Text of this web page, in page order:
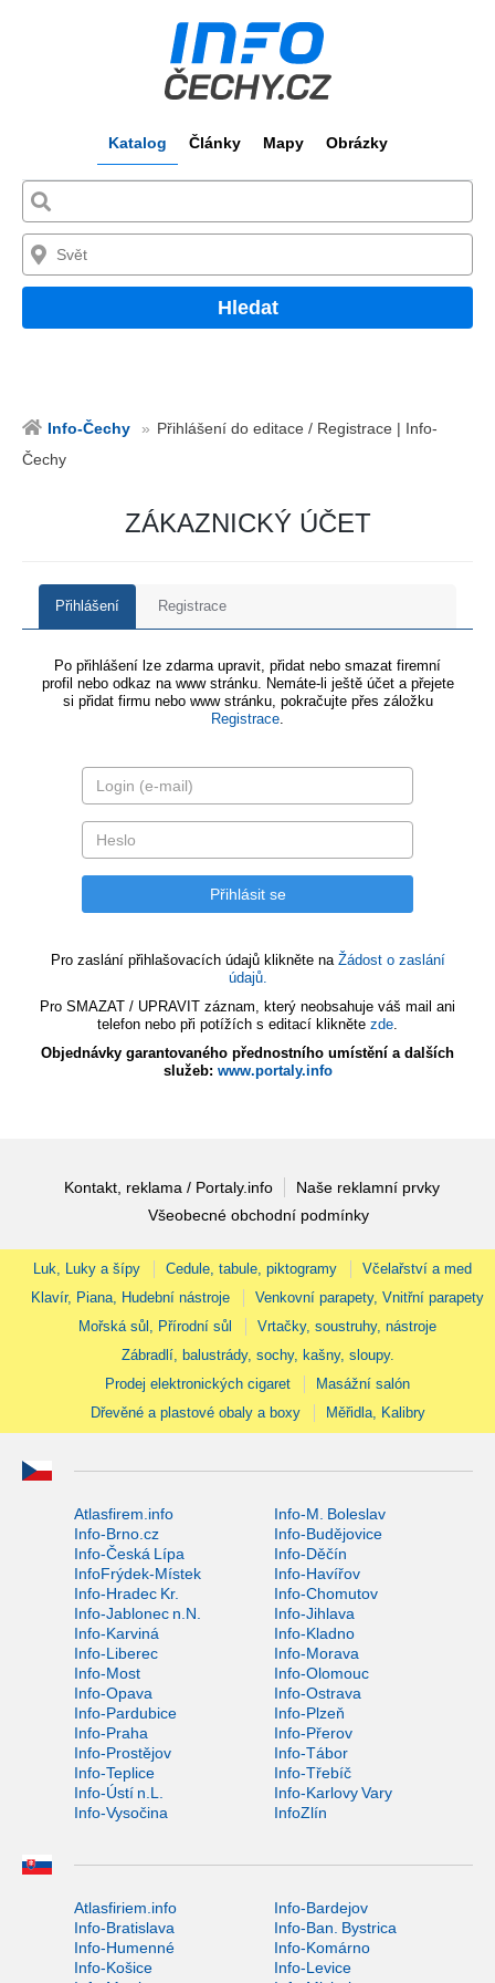
Katalog Články Mapy Obrázky
Hledat
Info-Čechy
Přihlášení do editace / Registrace | Info-
Čechy
ZÁKAZNICKÝ ÚČET
Přihlášení Registrace
Po přihlášení lze zdarma upravit, přidat nebo smazat firemní
profil nebo odkaz na www stránku. Nemáte-li ještě účet a přejete
si přidat firmu nebo www stránku, pokračujte přes záložku
Registrace.
Pro zaslání přihlašovacích údajů klikněte na Žádost o zaslání
údajů.
Pro SMAZAT / UPRAVIT záznam, který neobsahuje váš mail ani
telefon nebo při potížích s editací klikněte zde.
Objednávky garantovaného přednostního umístění a dalších
služeb: www.portaly.info
Kontakt, reklama / Portaly.info
Naše reklamní prvky
Všeobecné obchodní podmínky
Luk, Luky a šípy Cedule, tabule, piktogramy
Včelařství a med
Klavír, Piana, Hudební nástroje
Venkovní parapety, Vnitřní parapety
Mořská sůl, Přírodní sůl
Vrtačky, soustruhy, nástroje
Zábradlí, balustrády, sochy, kašny, sloupy.
Prodej elektronických cigaret
Masážní salón
Dřevěné a plastové obaly a boxy
Měřidla, Kalibry
Atlasfirem.info
Info-M. Boleslav
Info-Brno.cz
Info-Budějovice
Info-Česká Lípa
Info-Děčín
InfoFrýdek-Místek
Info-Havířov
Info-Hradec Kr.
Info-Chomutov
Info-Jablonec n.N.
Info-Jihlava
Info-Karviná
Info-Kladno
Info-Liberec
Info-Morava
Info-Most
Info-Olomouc
Info-Opava
Info-Ostrava
Info-Pardubice
Info-Plzeň
Info-Praha
Info-Přerov
Info-Prostějov
Info-Tábor
Info-Teplice
Info-Třebíč
Info-Ústí n.L.
Info-Karlovy Vary
Info-Vysočina
InfoZlín
Atlasfiriem.info
Info-Bardejov
Info-Bratislava
Info-Ban. Bystrica
Info-Humenné
Info-Komárno
Info-Košice
Info-Levice